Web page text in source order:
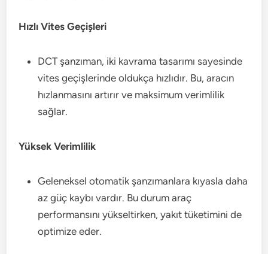
Hızlı Vites Geçişleri
DCT şanzıman, iki kavrama tasarımı sayesinde
vites geçişlerinde oldukça hızlıdır. Bu, aracın
hızlanmasını artırır ve maksimum verimlilik
sağlar.
Yüksek Verimlilik
Geleneksel otomatik şanzımanlara kıyasla daha
az güç kaybı vardır. Bu durum araç
performansını yükseltirken, yakıt tüketimini de
optimize eder.